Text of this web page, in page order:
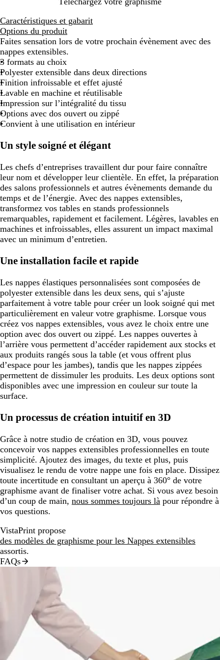
Caractéristiques et gabarit
Options du produit
Faites sensation lors de votre prochain évènement avec des
nappes extensibles.
3 formats au choix
Polyester extensible dans deux directions
Finition infroissable et effet ajusté
Lavable en machine et réutilisable
Impression sur l’intégralité du tissu
Options avec dos ouvert ou zippé
Convient à une utilisation en intérieur
Un style soigné et élégant
Les chefs d’entreprises travaillent dur pour faire connaître
leur nom et développer leur clientèle. En effet, la préparation
des salons professionnels et autres évènements demande du
temps et de l’énergie. Avec des nappes extensibles,
transformez vos tables en stands professionnels
remarquables, rapidement et facilement. Légères, lavables en
machines et infroissables, elles assurent un impact maximal
avec un minimum d’entretien.
Une installation facile et rapide
Les nappes élastiques personnalisées sont composées de
polyester extensible dans les deux sens, qui s’ajuste
parfaitement à votre table pour créer un look soigné qui met
particulièrement en valeur votre graphisme. Lorsque vous
créez vos nappes extensibles, vous avez le choix entre une
option avec dos ouvert ou zippé. Les nappes ouvertes à
l’arrière vous permettent d’accéder rapidement aux stocks et
aux produits rangés sous la table (et vous offrent plus
d’espace pour les jambes), tandis que les nappes zippées
permettent de dissimuler les produits. Les deux options sont
disponibles avec une impression en couleur sur toute la
surface.
Un processus de création intuitif en 3D
Grâce à notre studio de création en 3D, vous pouvez
concevoir vos nappes extensibles professionnelles en toute
simplicité. Ajoutez des images, du texte et plus, puis
visualisez le rendu de votre nappe une fois en place. Dissipez
toute incertitude en consultant un aperçu à 360° de votre
graphisme avant de finaliser votre achat. Si vous avez besoin
d’un coup de main, nous sommes toujours là pour répondre à
vos questions.
VistaPrint propose
des modèles de graphisme pour les Nappes extensibles
assortis.
FAQs